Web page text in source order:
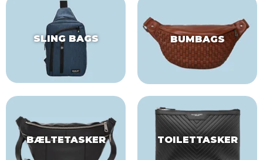
SLING BAGS BUMBAGS
BÆLTETASKER TOILETTASKER